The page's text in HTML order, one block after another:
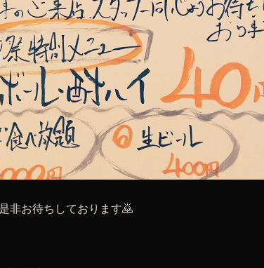
非お待ちしております🙇